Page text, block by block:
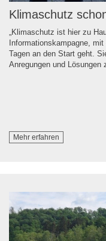
Klimaschutz
„Klimaschutz ist hier zu
Informationskampagne,
Tagen an den Start geht.
Anregungen und Lösungen
Mehr erfahren